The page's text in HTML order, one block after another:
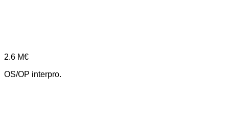
2.6 M€
OS/OP interpro.